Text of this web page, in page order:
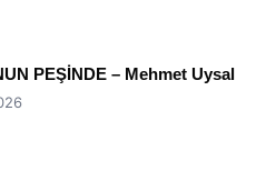
PEŞİNDE – Mehmet Uysal